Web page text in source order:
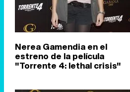
Nerea Gamendia en el
estreno de la película
"Torrente 4: lethal crisis"